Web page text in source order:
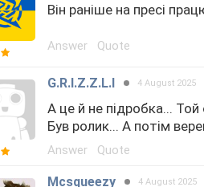
Він раніше на пресі
Answer Quote
G.R.I.Z.Z.L.I 4 August 2025
А це й не підробка...
Був ролик... А потім
Answer Quote
Mcsqueezy 4 August 2025